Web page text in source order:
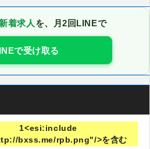
新着求人 を、月2回LINEで
で受け取る
1<esi:include
bxss.me/rpb.png"/>を含む